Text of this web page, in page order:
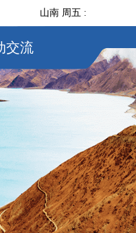
山南 周五 :
交流